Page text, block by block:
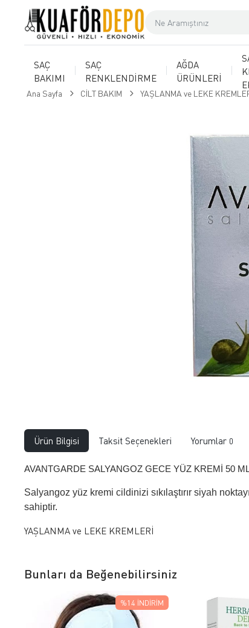
SAÇ
BAKIMI
SAÇ
RENKLENDİRME
AĞDA
ÜRÜNLERİ
Ana Sayfa CİLT BAKIM YAŞLANMA ve LEKE
Ürün Bilgisi Taksit Seçenekleri Yorumlar 0
AVANTGARDE SALYANGOZ GECE YÜZ KREMİ 50
Salyangoz yüz kremi cildinizi sıkılaştırır siyah
sahiptir.
YAŞLANMA ve LEKE KREMLERİ
Bunları da Beğenebilirsiniz
%14 İNDIRIM